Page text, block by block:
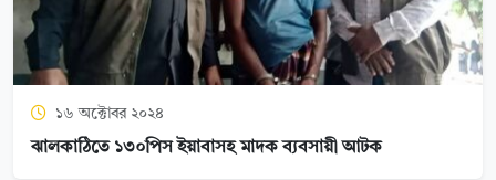
১৬ অক্টোবর ২০২৪
ঝালকাঠিতে ১৩০পিস ইয়াবাসহ মাদক ব্যবসায়ী আটক